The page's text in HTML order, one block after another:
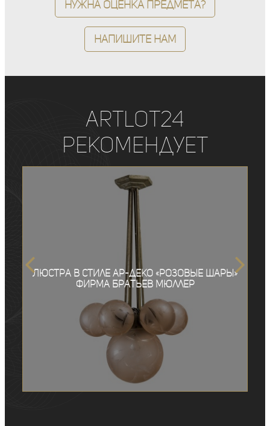
Нужна оценка предмета?
Напишите нам
ArtLot24
рекомендует
Люстра в стиле ар-деко «Розовые шары»
Фирма Братьев Мюллер